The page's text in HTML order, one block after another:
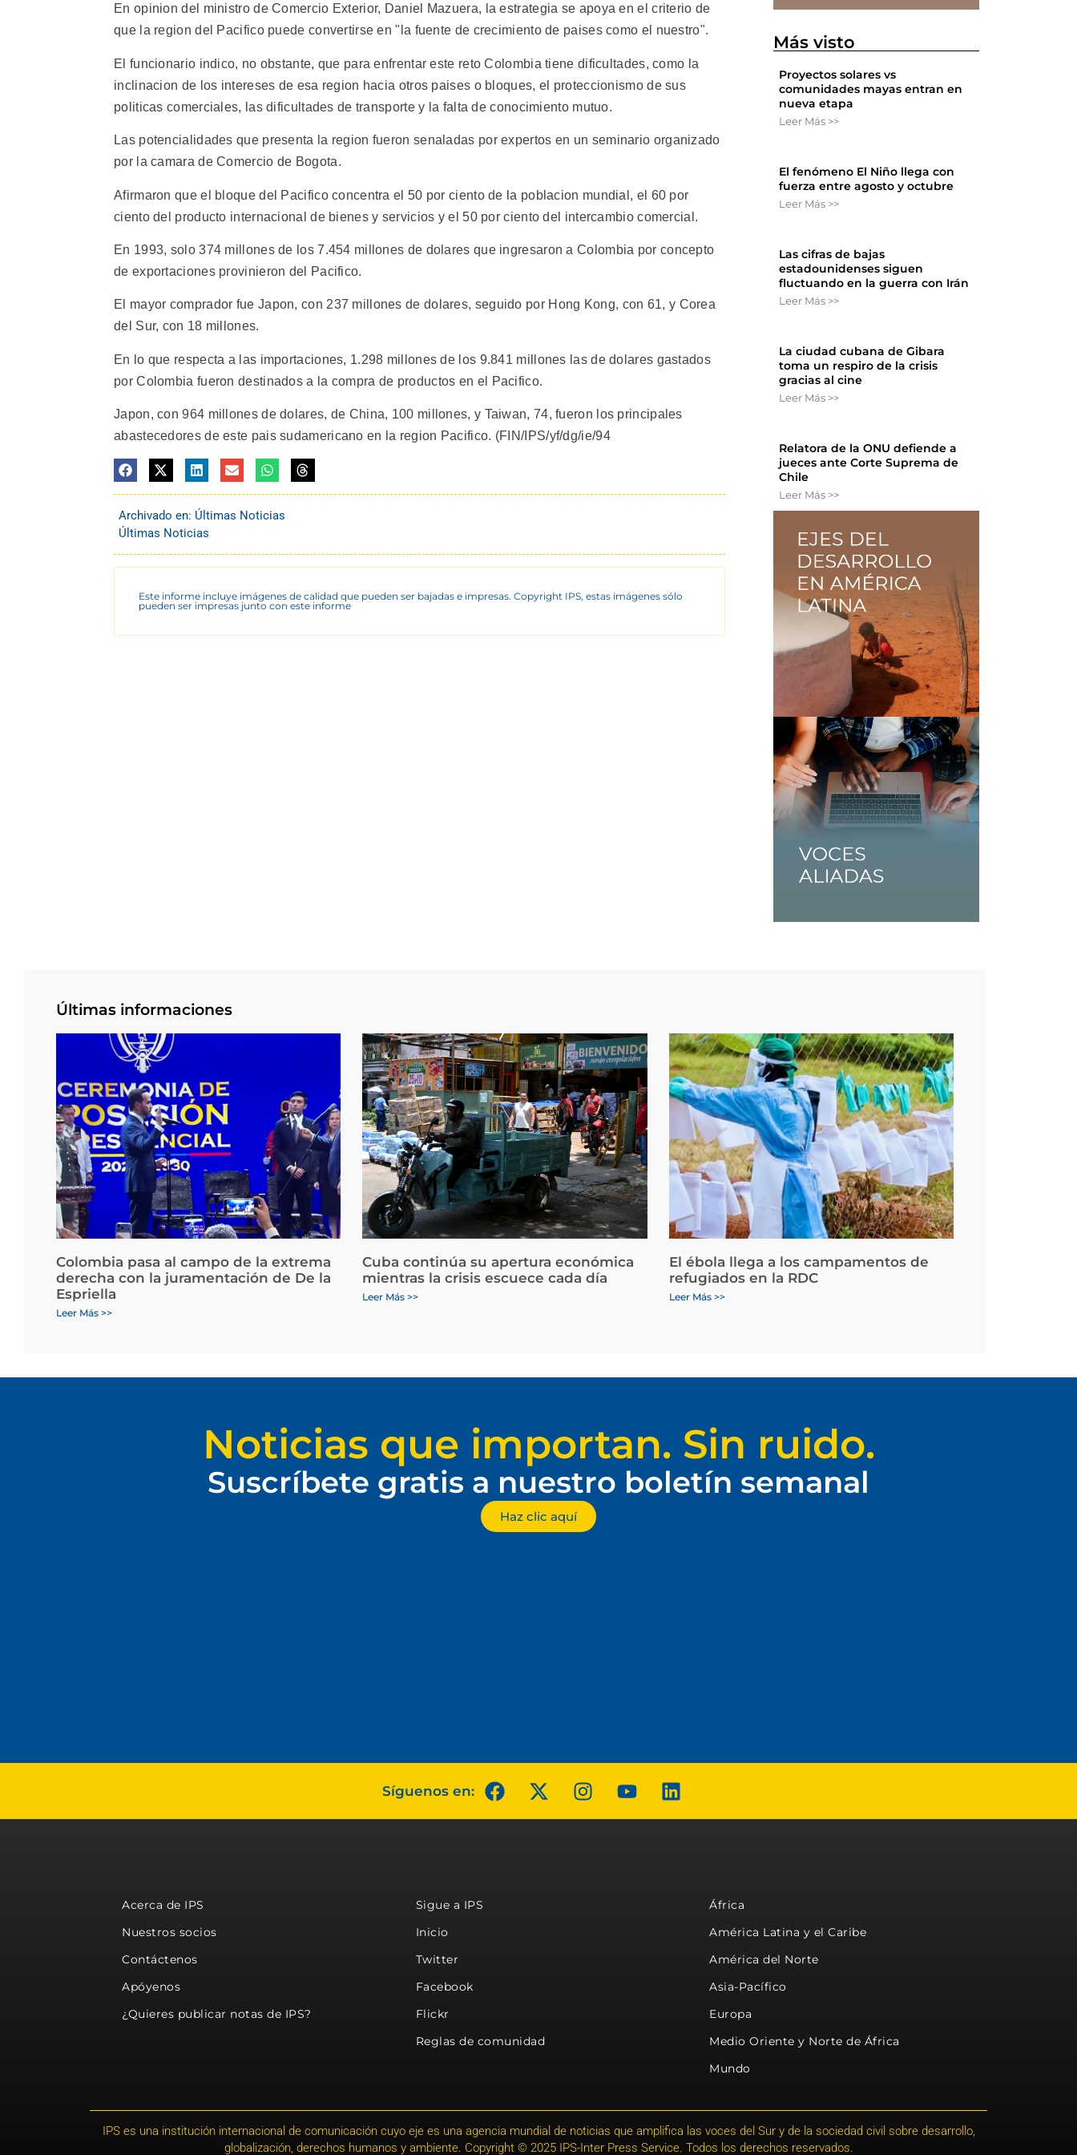
En opinion del ministro de Comercio Exterior, Daniel Mazuera, la estrategia se apoya en el criterio de
que la region del Pacifico puede convertirse en "la fuente de crecimiento de paises como el nuestro".
El funcionario indico, no obstante, que para enfrentar este reto Colombia tiene dificultades, como la
inclinacion de los intereses de esa region hacia otros paises o bloques, el proteccionismo de sus
politicas comerciales, las dificultades de transporte y la falta de conocimiento mutuo.
Las potencialidades que presenta la region fueron senaladas por expertos en un seminario organizado
por la camara de Comercio de Bogota.
Afirmaron que el bloque del Pacifico concentra el 50 por ciento de la poblacion mundial, el 60 por
ciento del producto internacional de bienes y servicios y el 50 por ciento del intercambio comercial.
En 1993, solo 374 millones de los 7.454 millones de dolares que ingresaron a Colombia por concepto
de exportaciones provinieron del Pacifico.
El mayor comprador fue Japon, con 237 millones de dolares, seguido por Hong Kong, con 61, y Corea
del Sur, con 18 millones.
En lo que respecta a las importaciones, 1.298 millones de los 9.841 millones las de dolares gastados
por Colombia fueron destinados a la compra de productos en el Pacifico.
Japon, con 964 millones de dolares, de China, 100 millones, y Taiwan, 74, fueron los principales
abastecedores de este pais sudamericano en la region Pacifico. (FIN/IPS/yf/dg/ie/94
Archivado en: Últimas Noticias
Últimas Noticias
Este informe incluye imágenes de calidad que pueden ser bajadas e impresas. Copyright IPS, estas imágenes sólo
pueden ser impresas junto con este informe
Más visto
Proyectos solares vs
comunidades mayas entran en
nueva etapa
Leer Más >>
El fenómeno El Niño llega con
fuerza entre agosto y octubre
Leer Más >>
Las cifras de bajas
estadounidenses siguen
fluctuando en la guerra con Irán
Leer Más >>
La ciudad cubana de Gibara
toma un respiro de la crisis
gracias al cine
Leer Más >>
Relatora de la ONU defiende a
jueces ante Corte Suprema de
Chile
Leer Más >>
Últimas informaciones
Colombia pasa al campo de la extrema
derecha con la juramentación de De la
Espriella
Leer Más >>
Cuba continúa su apertura económica
mientras la crisis escuece cada día
Leer Más >>
El ébola llega a los campamentos de
refugiados en la RDC
Leer Más >>
Noticias que importan. Sin ruido.
Suscríbete gratis a nuestro boletín semanal
Haz clic aquí
Síguenos en:
Acerca de IPS
Nuestros socios
Contáctenos
Apóyenos
¿Quieres publicar notas de IPS?
Sigue a IPS
Inicio
Twitter
Facebook
Flickr
Reglas de comunidad
África
América Latina y el Caribe
América del Norte
Asia-Pacífico
Europa
Medio Oriente y Norte de África
Mundo
IPS es una institución internacional de comunicación cuyo eje es una agencia mundial de noticias que amplifica las voces del Sur y de la sociedad civil sobre desarrollo,
globalización, derechos humanos y ambiente. Copyright © 2025 IPS-Inter Press Service. Todos los derechos reservados.